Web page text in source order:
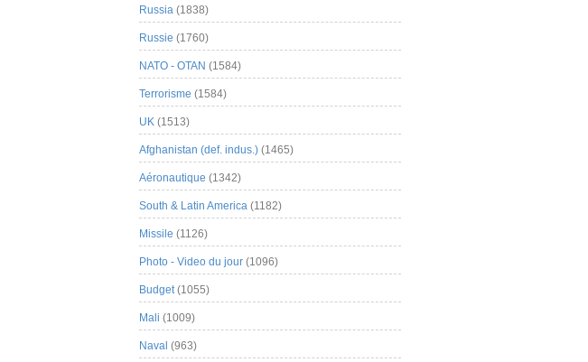
Russia (1838)
Russie (1760)
NATO - OTAN (1584)
Terrorisme (1584)
UK (1513)
Afghanistan (def. indus.) (1465)
Aéronautique (1342)
South & Latin America (1182)
Missile (1126)
Photo - Video du jour (1096)
Budget(1055)
Mali (1009)
Naval (963)